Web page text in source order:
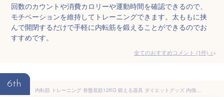
回数のカウントや消費カロリーや運動時間を確認できるので、
モチベーションを維持してトレーニングできます。太ももに挟
んで開閉するだけで手軽に内転筋を鍛えることができるのでお
すすめです。
全てのおすすめコメント (1件) >
6th
内転筋 トレーニング 骨盤底筋12KG 鍛える器具 ダイエットグッズ 内側の筋肉 多機能運動クリップ ヒップトレーナー 簡単 便利 ダイエット器具 美尻 脚やせ